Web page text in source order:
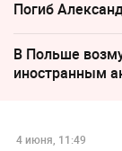
Погиб
В Польше
иностранным
4 июня, 11:49